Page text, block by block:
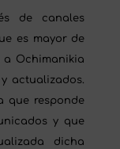
de canales
es mayor de
Ochimanikia
actualizados.
que responde
y que
dicha